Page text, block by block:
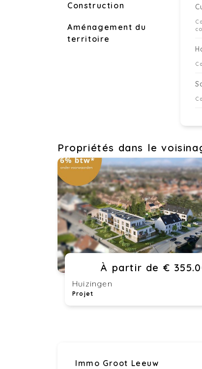
Construction
Aménagement du
territoire
Propriétés dans le
À partir de €
Huizingen
Projet
Immo Groot Leeuw